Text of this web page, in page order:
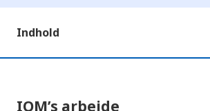
Indhold
IOM’s arbejde